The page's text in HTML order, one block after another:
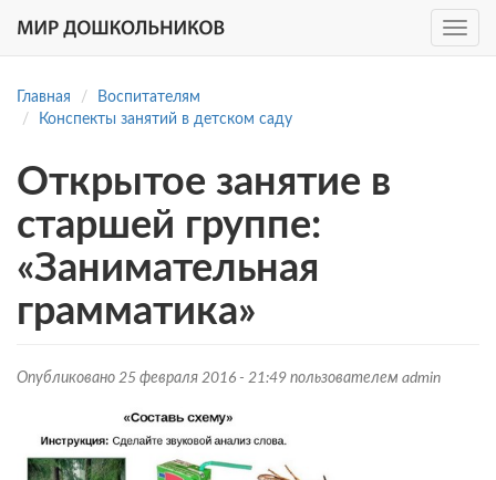
основному
Toggle
Главная
Воспитателям
Конспекты занятий в детском саду
Открытое занятие в
старшей группе:
«Занимательная
грамматика»
Опубликовано 25 февраля 2016 - 21:49 пользователем admin